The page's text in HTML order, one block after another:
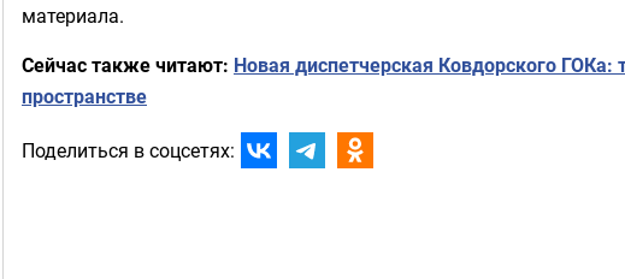
материала.
Сейчас также читают: Новая диспетчерская Ковдорского ГОКа:
пространстве
Поделиться в соцсетях: